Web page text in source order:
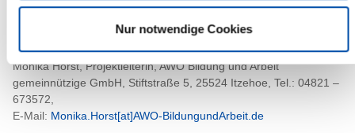
Nur notwendige Cookies
Auf dem Markt der Nachhaltigkeit soll es viele weitere Tipps und
Kontakt und Ansprechpartnerin für Kitas und Schulen:
Monika Horst, Projektleiterin, AWO Bildung und Arbeit
gemeinnützige GmbH, Stiftstraße 5, 25524 Itzehoe, Tel.: 04821 –
673572,
E-Mail: Monika.Horst[at]AWO-BildungundArbeit.de